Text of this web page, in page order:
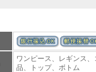
ワンピース レギンス
品
トップ ボトム